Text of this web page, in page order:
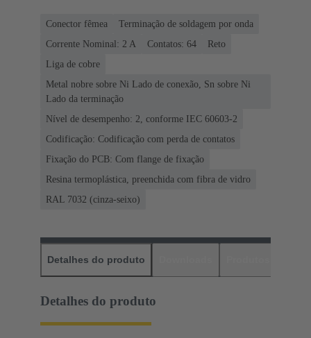
Conector fêmea
Terminação de soldagem por onda
Corrente Nominal: ‌2 A
Contatos: 64
Reto
Liga de cobre
Metal nobre sobre Ni Lado de conexão, Sn sobre Ni
Lado da terminação
Nível de desempenho: 2, conforme IEC 60603-2
Codificação: Codificação com perda de contatos
Fixação do PCB: Com flange de fixação
Resina termoplástica, preenchida com fibra de vidro
RAL 7032 (cinza-seixo)
Detalhes do produto
Detalhes do produto